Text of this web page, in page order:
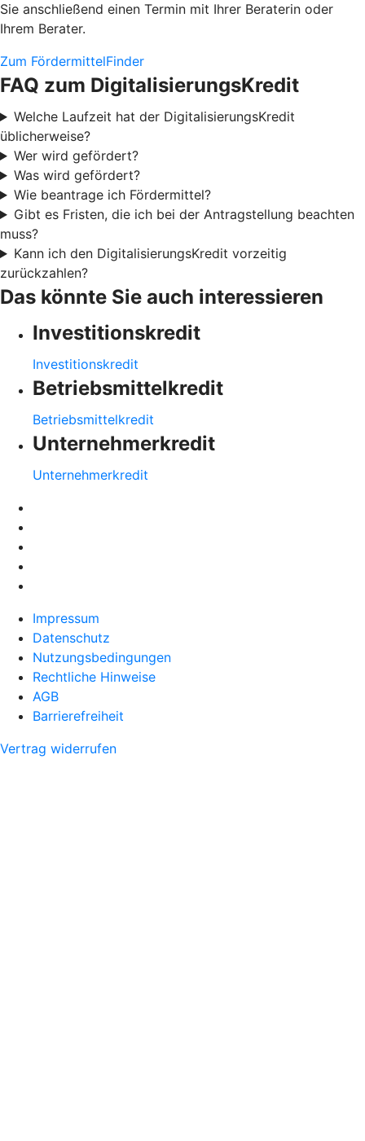
Sie anschließend einen Termin mit Ihrer Beraterin oder
Ihrem Berater.
Zum FördermittelFinder
FAQ zum DigitalisierungsKredit
Welche Laufzeit hat der DigitalisierungsKredit
üblicherweise?
Wer wird gefördert?
Was wird gefördert?
Wie beantrage ich Fördermittel?
Gibt es Fristen, die ich bei der Antragstellung beachten
muss?
Kann ich den DigitalisierungsKredit vorzeitig
zurückzahlen?
Das könnte Sie auch interessieren
Investitionskredit
Investitionskredit
Betriebsmittelkredit
Betriebsmittelkredit
Unternehmerkredit
Unternehmerkredit
Impressum
Datenschutz
Nutzungsbedingungen
Rechtliche Hinweise
AGB
Barrierefreiheit
Vertrag widerrufen